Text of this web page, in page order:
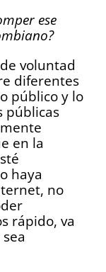
ese
voluntad
diferentes
público y lo
públicas
en la
haya
no
rápido, va